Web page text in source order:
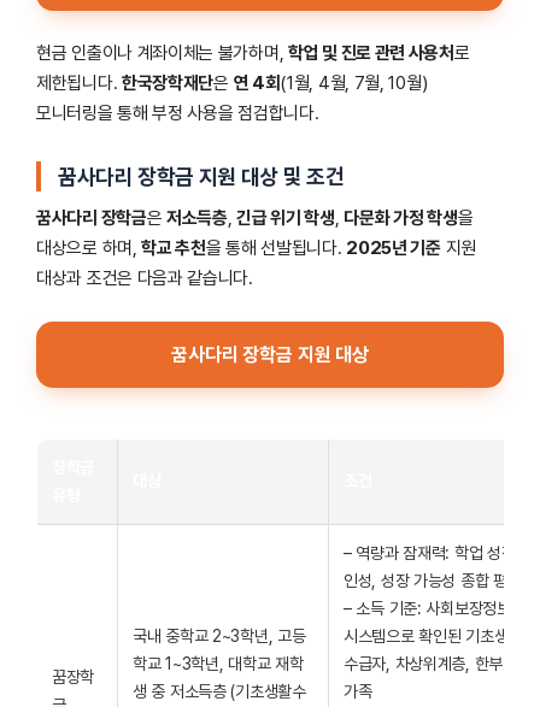
현금 인출이나 계좌이체는 불가하며, 학업 및 진로 관련 사용처 로
제한됩니다. 한국장학재단은 연 4회(1월, 4월, 7월, 10월)
모니터링을 통해 부정 사용을 점검합니다.
꿈사다리 장학금 지원 대상 및 조건
꿈사다리 장학금은저소득층,긴급 위기 학생, 다문화 가정 학생을
대상으로 하며,학교 추천을 통해 선발됩니다. 2025년 기준지원
대상과 조건은 다음과 같습니다.
꿈사다리 장학금 지원 대상
꿈장학
국내 중학교 2~3학년, 고등
학교 1~3학년, 대학교 재학
생 중 저소득층 (기초생활수
– 역량과 잠재력: 학업 성적,
인성, 성장 가능성 종합 평가
– 소득 기준: 사회보장정보
시스템으로 확인된 기초생활
수급자, 차상위계층, 한부모
가족